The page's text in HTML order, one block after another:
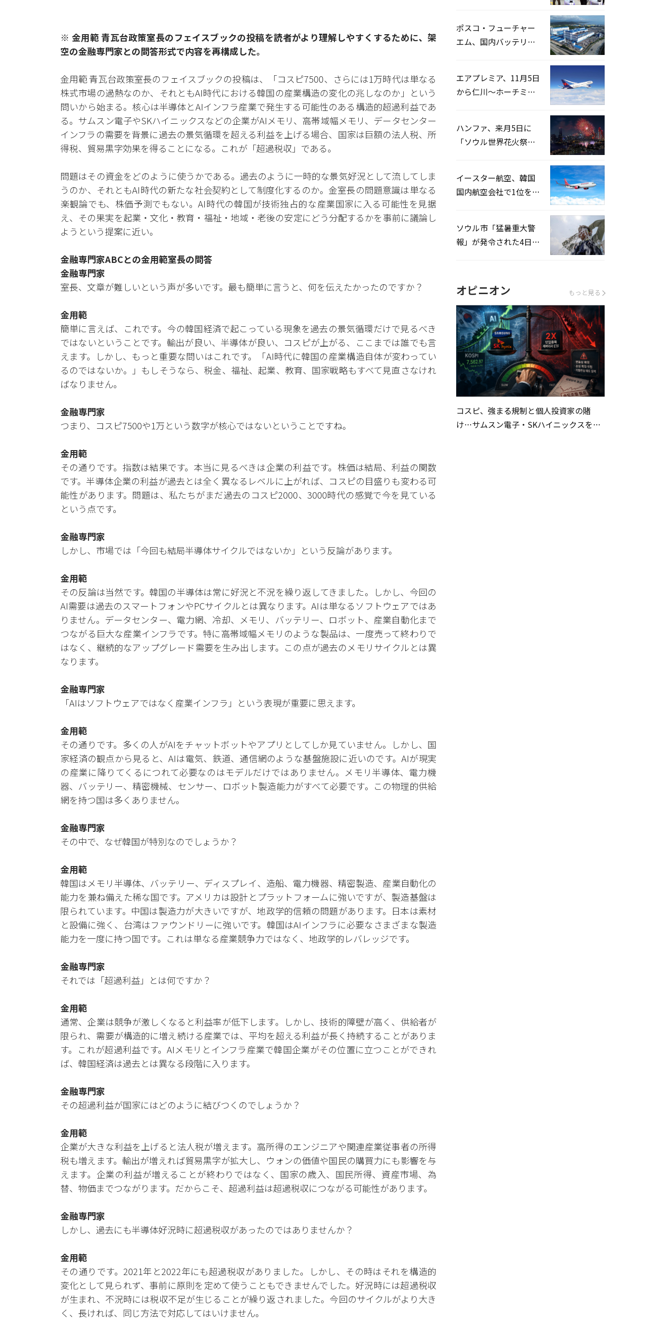
※ 金用範 青瓦台政策室長のフェイスブックの投稿を読者がより理解しやすくするために、架
空の金融専門家との問答形式で内容を再構成した。
金用範 青瓦台政策室長のフェイスブックの投稿は、「コスピ7500、さらには1万時代は単なる
株式市場の過熱なのか、それともAI時代における韓国の産業構造の変化の兆しなのか」という
問いから始まる。核心は半導体とAIインフラ産業で発生する可能性のある構造的超過利益であ
る。サムスン電子やSKハイニックスなどの企業がAIメモリ、高帯域幅メモリ、データセンター
インフラの需要を背景に過去の景気循環を超える利益を上げる場合、国家は巨額の法人税、所
得税、貿易黒字効果を得ることになる。これが「超過税収」である。
問題はその資金をどのように使うかである。過去のように一時的な景気好況として流してしま
うのか、それともAI時代の新たな社会契約として制度化するのか。金室長の問題意識は単なる
楽観論でも、株価予測でもない。AI時代の韓国が技術独占的な産業国家に入る可能性を見据
え、その果実を起業・文化・教育・福祉・地域・老後の安定にどう分配するかを事前に議論し
ようという提案に近い。
金融専門家ABCとの金用範室長の問答
金融専門家
室長、文章が難しいという声が多いです。最も簡単に言うと、何を伝えたかったのですか？
金用範
簡単に言えば、これです。今の韓国経済で起こっている現象を過去の景気循環だけで見るべき
ではないということです。輸出が良い、半導体が良い、コスピが上がる、ここまでは誰でも言
えます。しかし、もっと重要な問いはこれです。「AI時代に韓国の産業構造自体が変わってい
るのではないか。」もしそうなら、税金、福祉、起業、教育、国家戦略もすべて見直さなけれ
ばなりません。
金融専門家
つまり、コスピ7500や1万という数字が核心ではないということですね。
金用範
その通りです。指数は結果です。本当に見るべきは企業の利益です。株価は結局、利益の関数
です。半導体企業の利益が過去とは全く異なるレベルに上がれば、コスピの目盛りも変わる可
能性があります。問題は、私たちがまだ過去のコスピ2000、3000時代の感覚で今を見ている
という点です。
金融専門家
しかし、市場では「今回も結局半導体サイクルではないか」という反論があります。
金用範
その反論は当然です。韓国の半導体は常に好況と不況を繰り返してきました。しかし、今回の
AI需要は過去のスマートフォンやPCサイクルとは異なります。AIは単なるソフトウェアではあ
りません。データセンター、電力網、冷却、メモリ、バッテリー、ロボット、産業自動化まで
つながる巨大な産業インフラです。特に高帯域幅メモリのような製品は、一度売って終わりで
はなく、継続的なアップグレード需要を生み出します。この点が過去のメモリサイクルとは異
なります。
金融専門家
「AIはソフトウェアではなく産業インフラ」という表現が重要に思えます。
金用範
その通りです。多くの人がAIをチャットボットやアプリとしてしか見ていません。しかし、国
家経済の観点から見ると、AIは電気、鉄道、通信網のような基盤施設に近いのです。AIが現実
の産業に降りてくるにつれて必要なのはモデルだけではありません。メモリ半導体、電力機
器、バッテリー、精密機械、センサー、ロボット製造能力がすべて必要です。この物理的供給
網を持つ国は多くありません。
金融専門家
その中で、なぜ韓国が特別なのでしょうか？
金用範
韓国はメモリ半導体、バッテリー、ディスプレイ、造船、電力機器、精密製造、産業自動化の
能力を兼ね備えた稀な国です。アメリカは設計とプラットフォームに強いですが、製造基盤は
限られています。中国は製造力が大きいですが、地政学的信頼の問題があります。日本は素材
と設備に強く、台湾はファウンドリーに強いです。韓国はAIインフラに必要なさまざまな製造
能力を一度に持つ国です。これは単なる産業競争力ではなく、地政学的レバレッジです。
金融専門家
それでは「超過利益」とは何ですか？
金用範
通常、企業は競争が激しくなると利益率が低下します。しかし、技術的障壁が高く、供給者が
限られ、需要が構造的に増え続ける産業では、平均を超える利益が長く持続することがありま
す。これが超過利益です。AIメモリとインフラ産業で韓国企業がその位置に立つことができれ
ば、韓国経済は過去とは異なる段階に入ります。
金融専門家
その超過利益が国家にはどのように結びつくのでしょうか？
金用範
企業が大きな利益を上げると法人税が増えます。高所得のエンジニアや関連産業従事者の所得
税も増えます。輸出が増えれば貿易黒字が拡大し、ウォンの価値や国民の購買力にも影響を与
えます。企業の利益が増えることが終わりではなく、国家の歳入、国民所得、資産市場、為
替、物価までつながります。だからこそ、超過利益は超過税収につながる可能性があります。
金融専門家
しかし、過去にも半導体好況時に超過税収があったのではありませんか？
金用範
その通りです。2021年と2022年にも超過税収がありました。しかし、その時はそれを構造的
変化として見られず、事前に原則を定めて使うこともできませんでした。好況時には超過税収
が生まれ、不況時には税収不足が生じることが繰り返されました。今回のサイクルがより大き
く、長ければ、同じ方法で対応してはいけません。
ポスコ・フューチャー
エム、国内バッテリー
エアプレミア、11月5日
から仁川〜ホーチミン
ハンファ、来月5日に
「ソウル世界花火祭り
イースター航空、韓国
国内航空会社で1位を記
ソウル市「猛暑重大警
報」が発令された4日、
オピニオン もっと見る
コスピ、強まる規制と個人投資家の賭
け…サムスン電子・SKハイニックスを巡